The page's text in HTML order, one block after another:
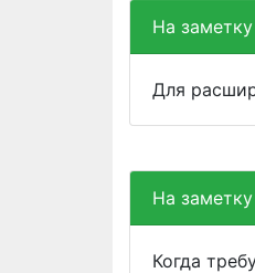
На заметку
Для
На заметку
Когда